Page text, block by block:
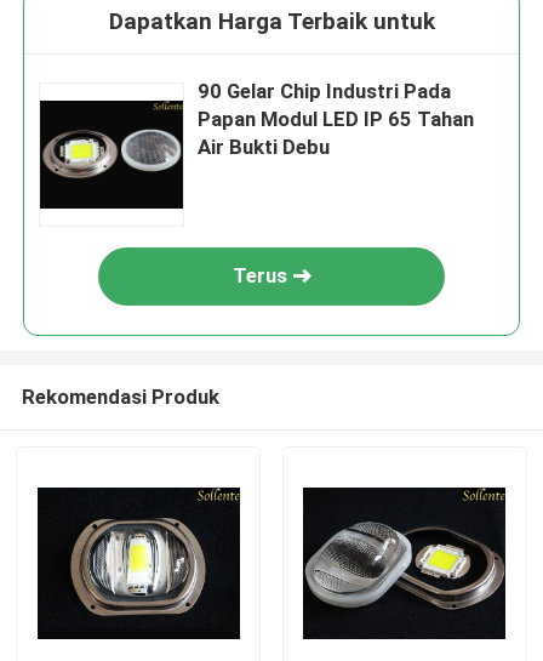
Dapatkan Harga Terbaik untuk
90 Gelar Chip Industri Pada
Papan Modul LED IP 65 Tahan
Air Bukti Debu
Terus
Rekomendasi Produk